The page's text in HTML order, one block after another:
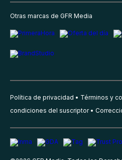
Otras marcas de GFR Media
Política de privacidad Términos y
condiciones del suscriptor